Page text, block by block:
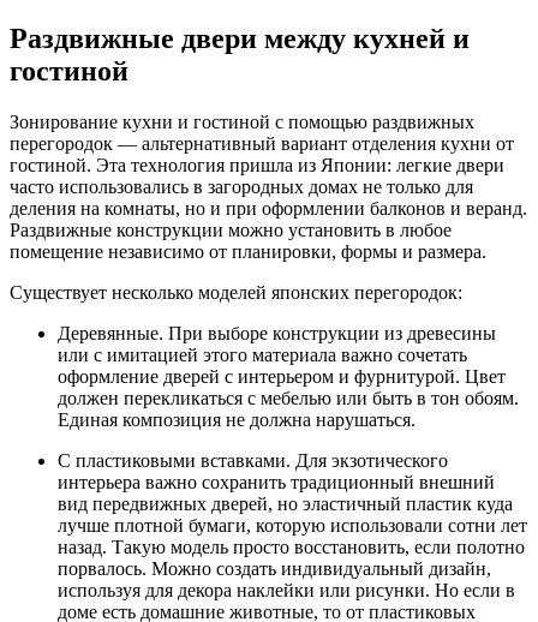
Раздвижные двери между кухней и
гостиной
Зонирование кухни и гостиной с помощью раздвижных
перегородок — альтернативный вариант отделения кухни от
гостиной. Эта технология пришла из Японии: легкие двери
часто использовались в загородных домах не только для
деления на комнаты, но и при оформлении балконов и веранд.
Раздвижные конструкции можно установить в любое
помещение независимо от планировки, формы и размера.
Существует несколько моделей японских перегородок:
Деревянные. При выборе конструкции из древесины
или с имитацией этого материала важно сочетать
оформление дверей с интерьером и фурнитурой. Цвет
должен перекликаться с мебелью или быть в тон обоям.
Единая композиция не должна нарушаться.
С пластиковыми вставками. Для экзотического
интерьера важно сохранить традиционный внешний
вид передвижных дверей, но эластичный пластик куда
лучше плотной бумаги, которую использовали сотни лет
назад. Такую модель просто восстановить, если полотно
порвалось. Можно создать индивидуальный дизайн,
используя для декора наклейки или рисунки. Но если в
доме есть домашние животные, то от пластиковых